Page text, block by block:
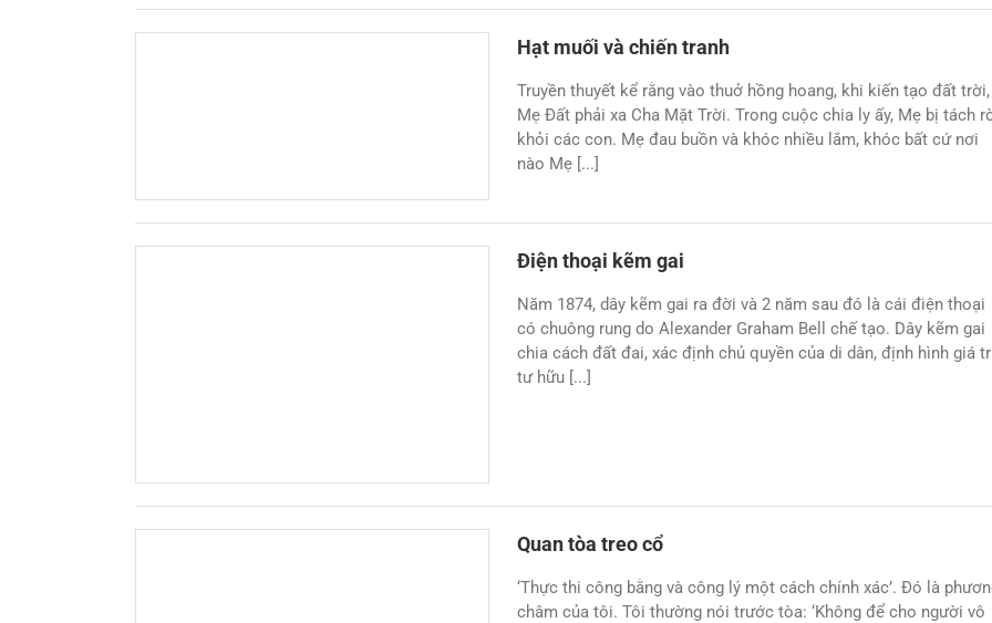
Hạt muối và chiến tranh
Truyền thuyết kể rằng vào thuở hồng hoang, khi kiến tạo đất trời,
Mẹ Đất phải xa Cha Mặt Trời. Trong cuộc chia ly ấy, Mẹ bị tách
khỏi các con. Mẹ đau buồn và khóc nhiều lắm, khóc bất cứ nơi
nào Mẹ [...]
Điện thoại kẽm gai
Năm 1874, dây kẽm gai ra đời và 2 năm sau đó là cái điện thoại
có chuông rung do Alexander Graham Bell chế tạo. Dây kẽm gai
chia cách đất đai, xác định chủ quyền của di dân, định hình giá
tư hữu [...]
Quan tòa treo cổ
‘Thực thi công bằng và công lý một cách chính xác’. Đó là
châm của tôi. Tôi thường nói trước tòa: ‘Không để cho người vô